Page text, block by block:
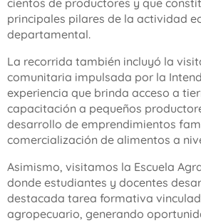
cientos de productores y que
principales pilares de la actividad
departamental.
La recorrida también incluyó la
comunitaria impulsada por la
experiencia que brinda acceso a
capacitación a pequeños
desarrollo de emprendimientos
comercialización de alimentos a
Asimismo, visitamos la Escuela
donde estudiantes y docentes
destacada tarea formativa
agropecuario, generando